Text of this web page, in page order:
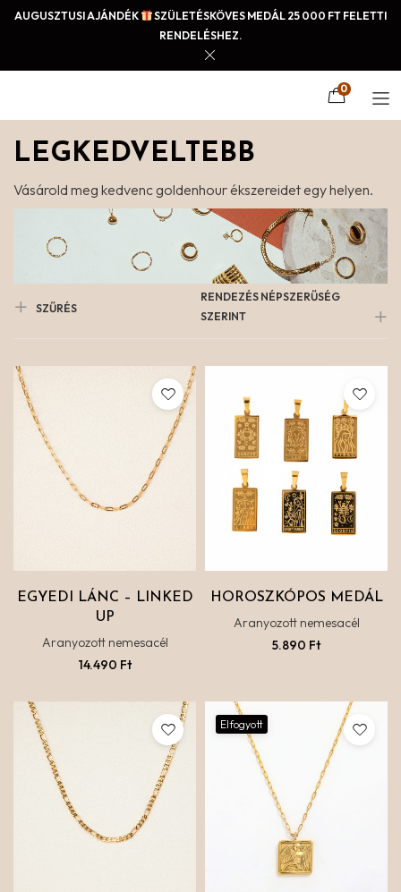
AUGUSZTUSI AJÁNDÉK
SZÜLETÉSKÖVES MEDÁL 25 000 FT FELETTI
RENDELÉSHEZ.
0
LEGKEDVELTEBB
Vásárold meg kedvenc goldenhour ékszereidet egy helyen.
SZŰRÉS
RENDEZÉS NÉPSZERŰSÉG
SZERINT
EGYEDI LÁNC – LINKED
UP
Aranyozott nemesacél
14.490 Ft
HOROSZKÓPOS MEDÁL
Aranyozott nemesacél
5.890 Ft
Elfogyott